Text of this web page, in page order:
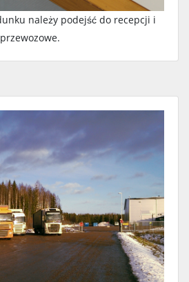
należy podejść do recepcji i